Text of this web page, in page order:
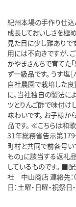
紀州本場の手作り仕込
成長しておいしさを極
見た目に少し難ありで
用には不向きですが、
かやまさんちで育てた
ず一級品です。 うす塩
自社農園で栽培した
に、当社独自の製法に
ツとりんご酢で味付け
味わいです。 お子様か
品です。 ≪こちらは
31年総務省告示第179
町村と共同で前各号
もの」に該当する返礼
しているものです。 ■
社 中山商店 連絡先
日：土曜・日曜・祝祭